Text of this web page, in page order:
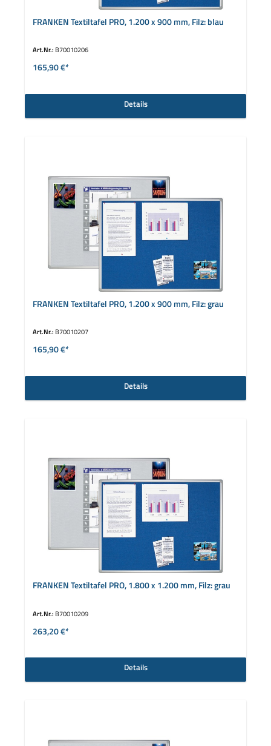
FRANKEN Textiltafel PRO, 1.200 x 900 mm, Filz: blau
Art.Nr.: B70010206
165,90 €*
Details
FRANKEN Textiltafel PRO, 1.200 x 900 mm, Filz: grau
Art.Nr.: B70010207
165,90 €*
Details
FRANKEN Textiltafel PRO, 1.800 x 1.200 mm, Filz: grau
Art.Nr.: B70010209
263,20 €*
Details